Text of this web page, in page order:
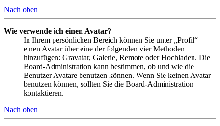
Nach oben
Wie verwende ich einen Avatar?
In Ihrem persönlichen Bereich können Sie unter „Profil“
einen Avatar über eine der folgenden vier Methoden
hinzufügen: Gravatar, Galerie, Remote oder Hochladen. Die
Board-Administration kann bestimmen, ob und wie die
Benutzer Avatare benutzen können. Wenn Sie keinen Avatar
benutzen können, sollten Sie die Board-Administration
kontaktieren.
Nach oben